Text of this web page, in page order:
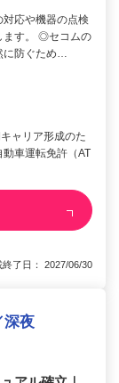
応や機器の点検
ます。 ◎セコムの
防ぐため…
ャリア形成のた
車運転免許（AT
了日： 2027/06/30
深夜